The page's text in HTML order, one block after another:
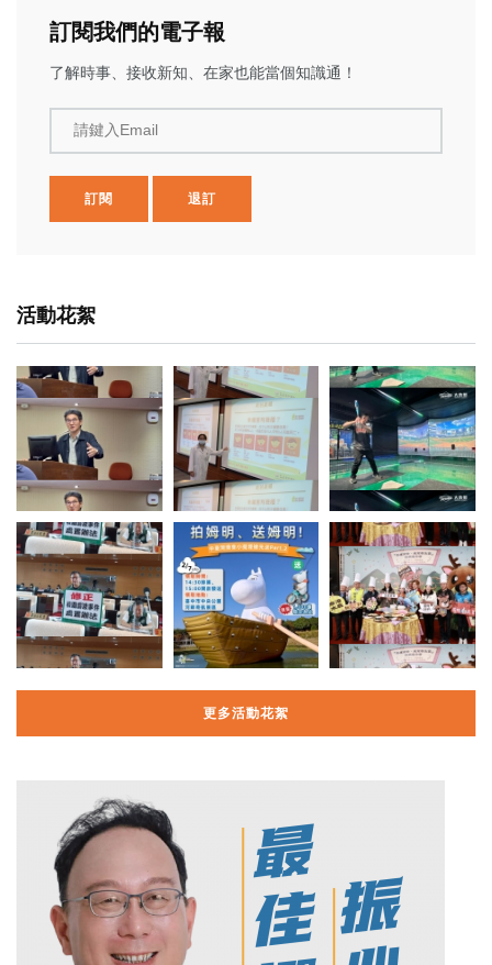
訂閱我們的電子報
了解時事、接收新知、在家也能當個知識通！
請鍵入Email
訂閱 退訂
活動花絮
更多活動花絮